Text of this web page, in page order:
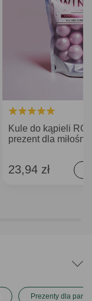
Kule do kąpieli
prezent dla
23,94 zł
Prezenty dla pary